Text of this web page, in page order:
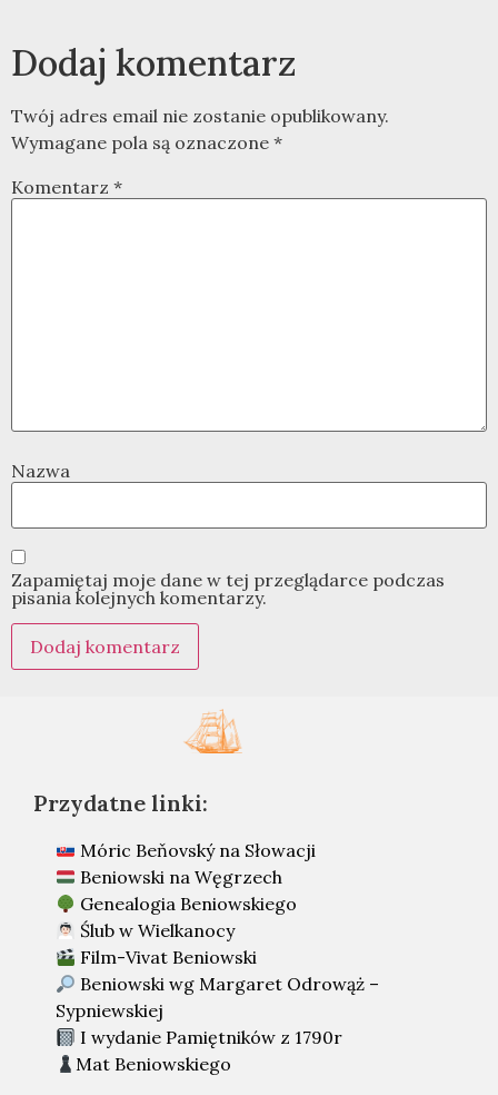
Dodaj komentarz
Twój adres email nie zostanie opublikowany.
Wymagane pola są oznaczone *
Komentarz *
Nazwa
Zapamiętaj moje dane w tej przeglądarce podczas
pisania kolejnych komentarzy.
Przydatne linki:
Móric Beňovský na Słowacji
Beniowski na Węgrzech
Genealogia Beniowskiego
Ślub w Wielkanocy
Film-Vivat Beniowski
Beniowski wg Margaret Odrowąż –
Sypniewskiej
I wydanie Pamiętników z 1790r
Mat Beniowskiego